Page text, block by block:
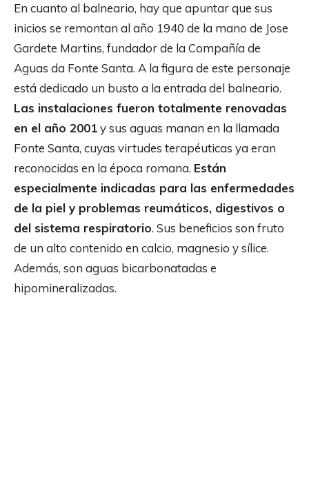
En cuanto al balneario, hay que apuntar que sus
inicios se remontan al año 1940 de la mano de Jose
Gardete Martins, fundador de la Compañía de
Aguas da Fonte Santa. A la figura de este personaje
está dedicado un busto a la entrada del balneario.
Las instalaciones fueron totalmente renovadas
en el año 2001y sus aguas manan en la llamada
Fonte Santa, cuyas virtudes terapéuticas ya eran
reconocidas en la época romana. Están
especialmente indicadas para las enfermedades
de la piel y problemas reumáticos, digestivos o
del sistema respiratorio. Sus beneficios son fruto
de un alto contenido en calcio, magnesio y sílice.
Además, son aguas bicarbonatadas e
hipomineralizadas.